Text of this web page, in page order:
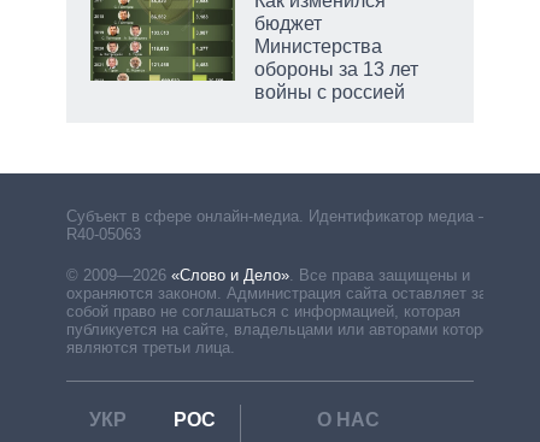
бюджет
Министерства
обороны за 13 лет
войны с россией
Субъект в сфере онлайн-медиа. Идентификатор медиа –
R40-05063
© 2009—2026 «Слово и Дело». Все права защищены и
охраняются законом. Администрация сайта оставляет за
собой право не соглашаться с информацией, которая
публикуется на сайте, владельцами или авторами которой
являются третьи лица.
УКР РОС
О НАС